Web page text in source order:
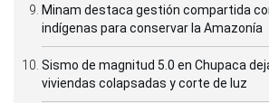
Minam destaca gestión compartida
indígenas para conservar la Amazonía
Sismo de magnitud 5.0 en Chupaca
viviendas colapsadas y corte de luz